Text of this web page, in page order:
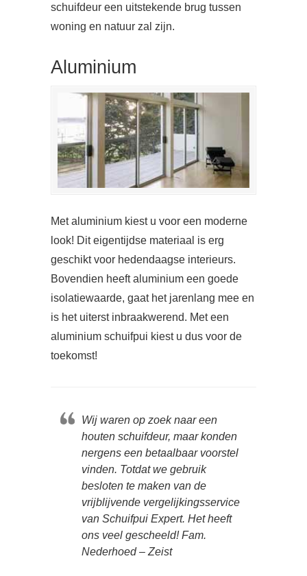
schuifdeur een uitstekende brug tussen
woning en natuur zal zijn.
Aluminium
Met aluminium kiest u voor een moderne
look! Dit eigentijdse materiaal is erg
geschikt voor hedendaagse interieurs.
Bovendien heeft aluminium een goede
isolatiewaarde, gaat het jarenlang mee en
is het uiterst inbraakwerend. Met een
aluminium schuifpui kiest u dus voor de
toekomst!
Wij waren op zoek naar een
houten schuifdeur, maar konden
nergens een betaalbaar voorstel
vinden. Totdat we gebruik
besloten te maken van de
vrijblijvende vergelijkingsservice
van Schuifpui Expert. Het heeft
ons veel gescheeld! Fam.
Nederhoed – Zeist